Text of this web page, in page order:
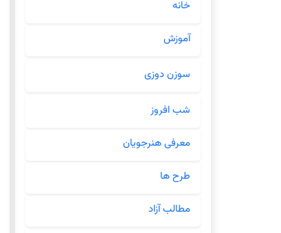
خانه
آموزش
سوزن دوزی
شب افروز
معرفی هنرجویان
طرح ها
مطالب آزاد